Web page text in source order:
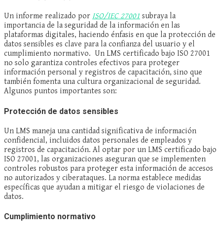
Un informe realizado por ISO/IEC 27001 subraya la
importancia de la seguridad de la información en las
plataformas digitales, haciendo énfasis en que la protección de
datos sensibles es clave para la confianza del usuario y el
cumplimiento normativo. Un LMS certificado bajo ISO 27001
no solo garantiza controles efectivos para proteger
información personal y registros de capacitación, sino que
también fomenta una cultura organizacional de seguridad.
Algunos puntos importantes son:
Protección de datos sensibles
Un LMS maneja una cantidad significativa de información
confidencial, incluidos datos personales de empleados y
registros de capacitación. Al optar por un LMS certificado bajo
ISO 27001, las organizaciones aseguran que se implementen
controles robustos para proteger esta información de accesos
no autorizados y ciberataques. La norma establece medidas
específicas que ayudan a mitigar el riesgo de violaciones de
datos.
Cumplimiento normativo